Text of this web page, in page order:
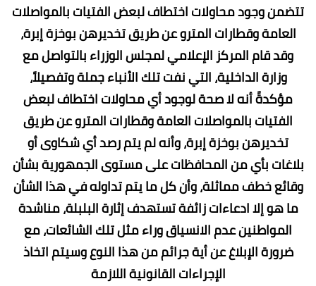
تتضمن وجود محاولات اختطاف لبعض الفتيات بالمواصلات
العامة وقطارات المترو عن طريق تخديرهن بوخزة إبرة،
وقد قام المركز الإعلامي لمجلس الوزراء بالتواصل مع
وزارة الداخلية، التي نفت تلك الأنباء جملة وتفصيلاً،
مؤكدةً أنه لا صحة لوجود أي محاولات اختطاف لبعض
الفتيات بالمواصلات العامة وقطارات المترو عن طريق
تخديرهن بوخزة إبرة، وأنه لم يتم رصد أي شكاوى أو
بلاغات بأي من المحافظات على مستوى الجمهورية بشأن
وقائع خطف مماثلة، وأن كل ما يتم تداوله في هذا الشأن
ما هو إلا ادعاءات زائفة تستهدف إثارة البلبلة، مناشدة
المواطنين عدم الانسياق وراء مثل تلك الشائعات، مع
ضرورة الإبلاغ عن أية جرائم من هذا النوع وسيتم اتخاذ
الإجراءات القانونية اللازمة